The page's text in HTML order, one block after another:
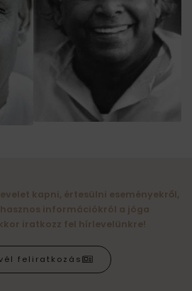
kapni, értesülni eseményekről,
információkról a jóga
iratkozz fel hírlevelünkre!
feliratkozás